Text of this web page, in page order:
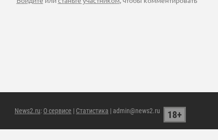
News2.ru: О сервисе | Статистика | admin@news2.ru 18+